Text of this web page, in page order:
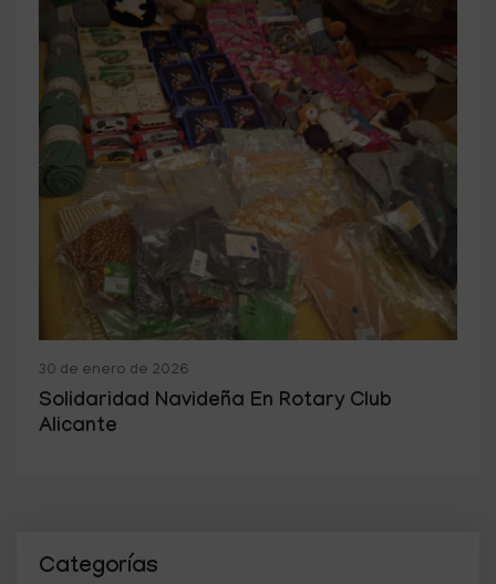
30 de enero de 2026
Solidaridad Navideña En Rotary Club
Alicante
Categorías